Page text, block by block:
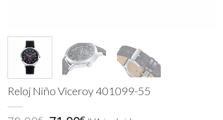
Reloj Niño Viceroy 401099-55